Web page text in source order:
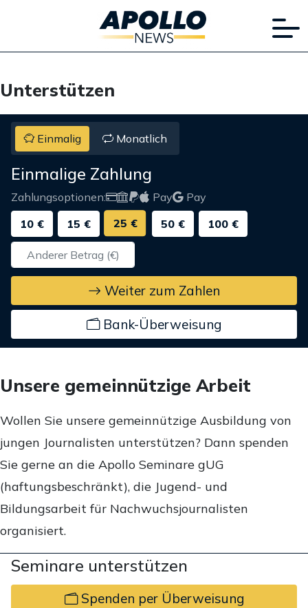
Unterstützen
Einmalig Monatlich
Einmalige Zahlung
Zahlungsoptionen: Pay
Pay
10 €
15 € 25 € 50 € 100 €
Weiter zum Zahlen
Bank-Überweisung
Unsere gemeinnützige Arbeit
Wollen Sie unsere gemeinnützige Ausbildung von
jungen Journalisten unterstützen? Dann spenden
Sie gerne an die Apollo Seminare gUG
(haftungsbeschränkt), die Jugend- und
Bildungsarbeit für Nachwuchsjournalisten
organisiert.
Seminare unterstützen
Spenden per Überweisung